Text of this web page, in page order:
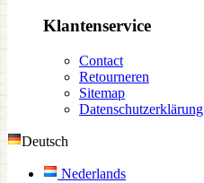
Klantenservice
Contact
Retourneren
Sitemap
Datenschutzerklärung
Deutsch
Nederlands